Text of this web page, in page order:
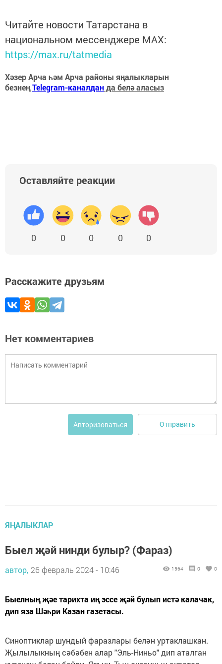
Читайте новости Татарстана в
национальном мессенджере MАХ:
https://max.ru/tatmedia
Хәзер Арча һәм Арча районы яңалыкларын
безнеңTelegram-каналданда белә аласыз
Оставляйте реакции
0 0 0 0 0
Расскажите друзьям
Нет комментариев
Авторизоваться Отправить
ЯҢАЛЫКЛАР
Быел җәй нинди булыр? (Фараз)
автор, 26 февраль 2024 - 10:46 1564 0 0
Быелның җәе тарихта иң эссе җәй булып истә калачак,
дип яза Шәһри Казан газетасы.
Синоптиклар шундый фаразлары белән уртаклашкан.
Җылылыкның сәбәбен алар "Эль-Ниньо" дип аталган